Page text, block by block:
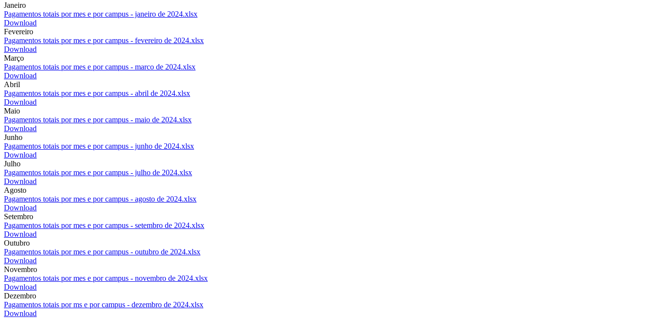
Janeiro
Pagamentos totais por mes e por campus - janeiro de 2024.xlsx
Download
Fevereiro
Pagamentos totais por mes e por campus - fevereiro de 2024.xlsx
Download
Março
Pagamentos totais por mes e por campus - marco de 2024.xlsx
Download
Abril
Pagamentos totais por mes e por campus - abril de 2024.xlsx
Download
Maio
Pagamentos totais por mes e por campus - maio de 2024.xlsx
Download
Junho
Pagamentos totais por mes e por campus - junho de 2024.xlsx
Download
Julho
Pagamentos totais por mes e por campus - julho de 2024.xlsx
Download
Agosto
Pagamentos totais por mes e por campus - agosto de 2024.xlsx
Download
Setembro
Pagamentos totais por mes e por campus - setembro de 2024.xlsx
Download
Outubro
Pagamentos totais por mes e por campus - outubro de 2024.xlsx
Download
Novembro
Pagamentos totais por mes e por campus - novembro de 2024.xlsx
Download
Dezembro
Pagamentos totais por ms e por campus - dezembro de 2024.xlsx
Download